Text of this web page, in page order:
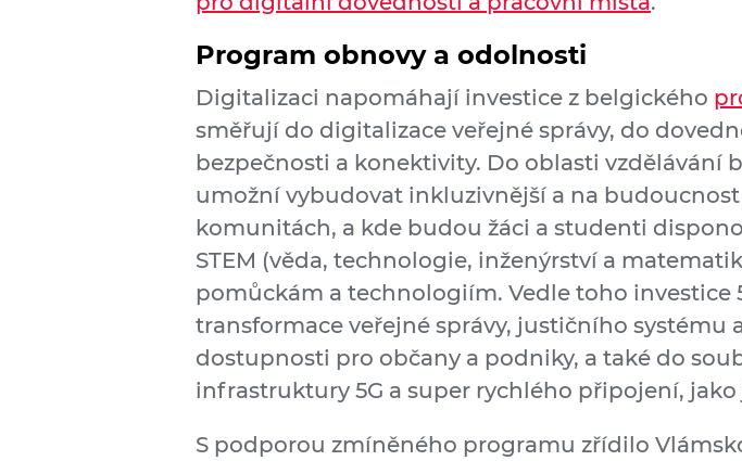
Program obnovy a odolnosti
Digitalizaci napomáhají investice z belgického
směřují do digitalizace veřejné správy, do
bezpečnosti a konektivity. Do oblasti vzdělávání
umožní vybudovat inkluzivnější a na
komunitách, a kde budou žáci a studenti
STEM (věda, technologie, inženýrství a
pomůckám a technologiím. Vedle toho
transformace veřejné správy, justičního systému
dostupnosti pro občany a podniky, a také do
infrastruktury 5G a super rychlého připojení,
S podporou zmíněného programu zřídilo